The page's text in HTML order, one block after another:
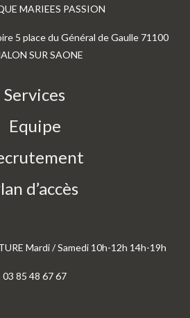
MARIEES PASSION
5 place du Général de Gaulle 71100
SUR SAONE
Services
Equipe
d’accès
Mardi / Samedi 10h-12h 14h-19h
03 85 48 67 67